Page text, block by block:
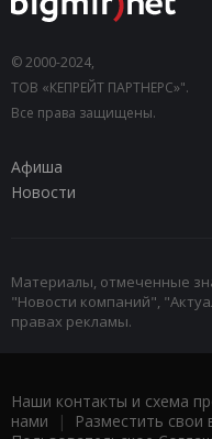
© 2000-2024,
ТОВ «КЕПРЕЙТ ПАРТНЕРС»".
Все права защищены.
Афиша
Новости
Материалы, отмеченные
"Новости компаний",
правах рекламы.
Наши контакты и схема
нами | Разместить